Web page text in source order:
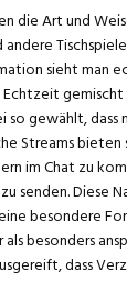
die Art und
sieht man
gewählt, dass
Streams bieten
im Chat zu
senden. Diese
besondere
besonders
dass